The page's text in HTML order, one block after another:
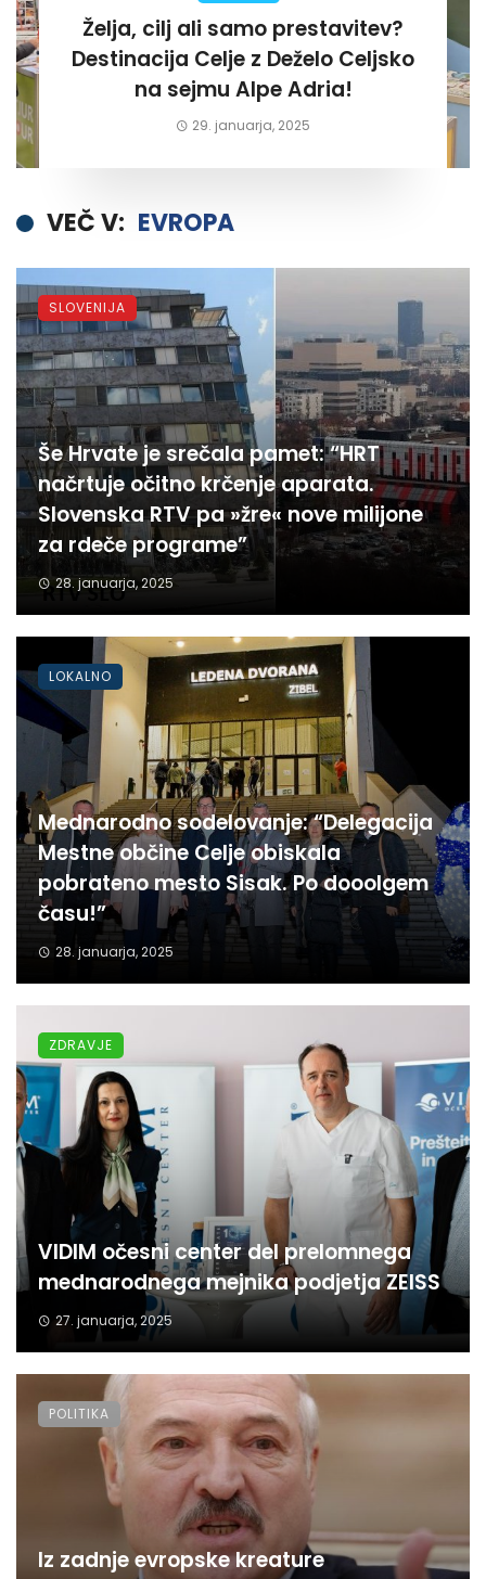
Želja, cilj ali samo prestavitev?
Destinacija Celje z Deželo Celjsko
na sejmu Alpe Adria!
29. januarja, 2025
VEČ V: EVROPA
Še Hrvate je srečala pamet: “HRT
načrtuje očitno krčenje aparata.
Slovenska RTV pa »žre« nove milijone
za rdeče programe”
28. januarja, 2025
SLOVENIJA
Mednarodno sodelovanje: “Delegacija
Mestne občine Celje obiskala
pobrateno mesto Sisak. Po dooolgem
času!”
28. januarja, 2025
LOKALNO
VIDIM očesni center del prelomnega
mednarodnega mejnika podjetja ZEISS
27. januarja, 2025
ZDRAVJE
Iz zadnje evropske kreature
POLITIKA